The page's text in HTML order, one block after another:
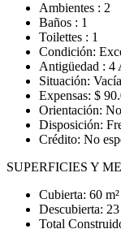
Ambientes : 2
Baños : 1
Toilettes : 1
Condición:
Antigüedad : 4
Situación: Vacía
Expensas: $
Orientación:
Disposición:
Crédito: No
SUPERFICIES Y
Cubierta: 60 m²
Descubierta: 23
Total